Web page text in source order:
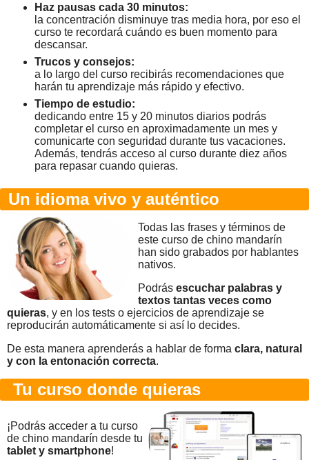
Haz pausas cada 30 minutos:
la concentración disminuye tras media hora, por eso el
curso te recordará cuándo es buen momento para
descansar.
Trucos y consejos:
a lo largo del curso recibirás recomendaciones que
harán tu aprendizaje más rápido y efectivo.
Tiempo de estudio:
dedicando entre 15 y 20 minutos diarios podrás
completar el curso en aproximadamente un mes y
comunicarte con seguridad durante tus vacaciones.
Además, tendrás acceso al curso durante diez años
para repasar cuando quieras.
Un idioma vivo y auténtico
Todas las frases y términos de
este curso de chino mandarín
han sido grabados por hablantes
nativos.
Podrás escuchar palabras y
textos tantas veces como
quieras, y en los tests o ejercicios de aprendizaje se
reproducirán automáticamente si así lo decides.
De esta manera aprenderás a hablar de forma clara, natural
y con la entonación correcta.
Tu curso donde quieras
¡Podrás acceder a tu curso
de chino mandarín desde tu
tablet y smartphone!